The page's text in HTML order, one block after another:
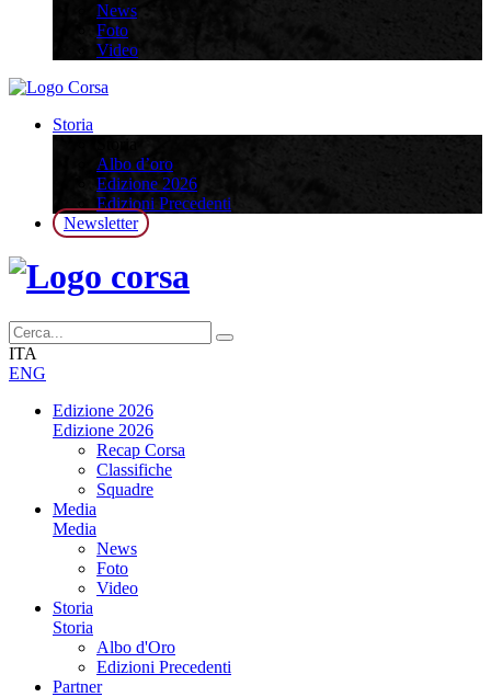
News
Foto
Video
Storia
Albo d’oro
Edizione 2026
Edizioni Precedenti
Newsletter
ITA
ENG
Edizione 2026
Edizione 2026
Recap Corsa
Classifiche
Squadre
Media
Media
News
Foto
Video
Storia
Storia
Albo d'Oro
Edizioni Precedenti
Partner